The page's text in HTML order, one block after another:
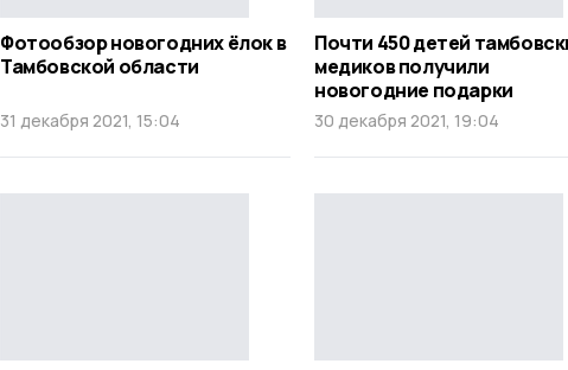
Фотообзор новогодних ёлок в
Тамбовской области
31 декабря 2021, 15:04
Почти 450 детей
медиков получили
новогодние подарки
30 декабря 2021, 19:04